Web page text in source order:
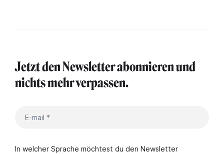
Jetzt den Newsletter abonnieren und
nichts mehr verpassen.
In welcher Sprache möchtest du den Newsletter